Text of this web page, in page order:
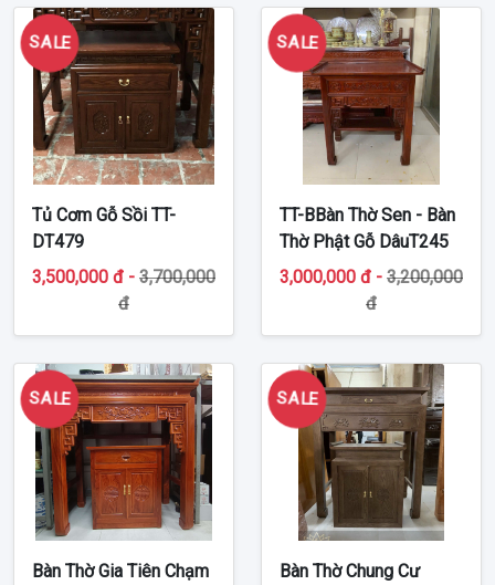
SALE
Tủ Cơm Gỗ Sồi TT-
DT479
3,500,000 đ - 3,700,000
đ
SALE
TT-BBàn Thờ Sen - Bàn
Thờ Phật Gỗ DâuT245
3,000,000 đ - 3,200,000
đ
SALE
Bàn Thờ Gia Tiên Chạm
SALE
Bàn Thờ Chung Cư